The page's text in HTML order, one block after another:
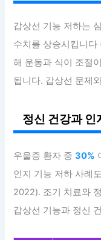
갑상선 기능 저하는
수치를 상승시킵니다
해 운동과 식이 조절
됩니다. 갑상선 문제
정신 건강과 인
우울증 환자 중30%
인지 기능 저하 사례
2022). 조기 치료와
갑상선 기능과 정신